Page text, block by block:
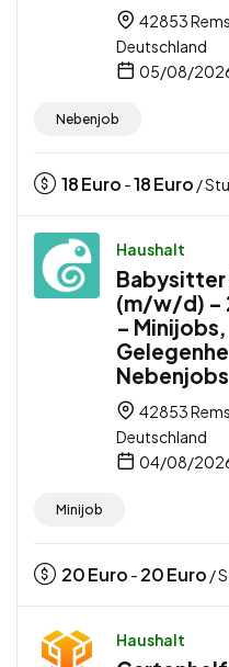
42853
Deutschland
05/08/
Nebenjob
18Euro -18Euro /
Haushalt
Babysitter
(m/w/d) –
– Minijobs,
Nebenjobs
42853
Deutschland
04/08/
Minijob
20Euro - 20Euro /
Haushalt